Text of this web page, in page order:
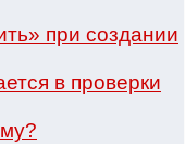
при создании
в проверки